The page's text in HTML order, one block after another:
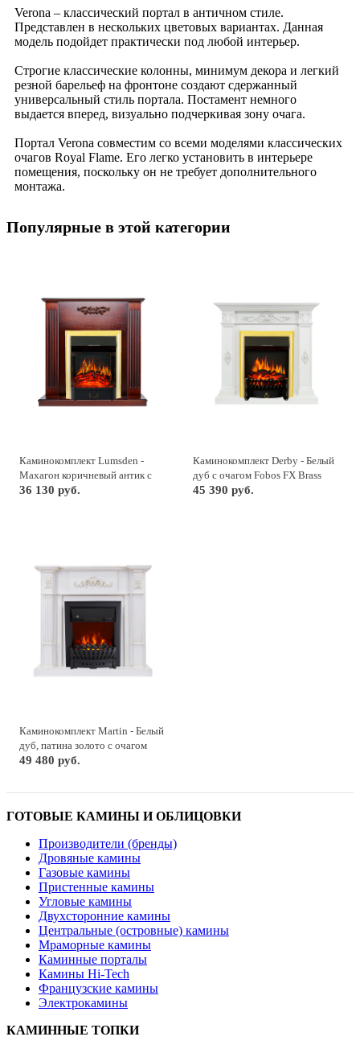
Verona – классический портал в античном стиле.
Представлен в нескольких цветовых вариантах. Данная
модель подойдет практически под любой интерьер.
Строгие классические колонны, минимум декора и легкий
резной барельеф на фронтоне создают сдержанный
универсальный стиль портала. Постамент немного
выдается вперед, визуально подчеркивая зону очага.
Портал Verona совместим со всеми моделями классических
очагов Royal Flame. Его легко установить в интерьере
помещения, поскольку он не требует дополнительного
монтажа.
Популярные в этой категории
Каминокомплект Lumsden -
Махагон коричневый антик с
очагом Majestic FX Brass
36 130 руб.
Каминокомплект Derby - Белый
дуб с очагом Fobos FX Brass
45 390 руб.
Каминокомплект Martin - Белый
дуб, патина золото с очагом
Aspen Black
49 480 руб.
ГОТОВЫЕ КАМИНЫ И ОБЛИЦОВКИ
Производители (бренды)
Дровяные камины
Газовые камины
Пристенные камины
Угловые камины
Двухсторонние камины
Центральные (островные) камины
Мраморные камины
Каминные порталы
Камины Hi-Tech
Французские камины
Электрокамины
КАМИННЫЕ ТОПКИ